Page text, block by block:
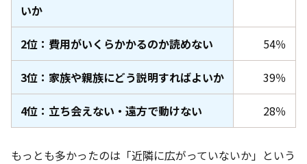
いか
2位：費用がいくらかかるのか読めない 54％
3位：家族や親族にどう説明すればよいか 39％
4位：立ち会えない・遠方で動けない 28％
もっとも多かったのは「近隣に広がっていないか」という